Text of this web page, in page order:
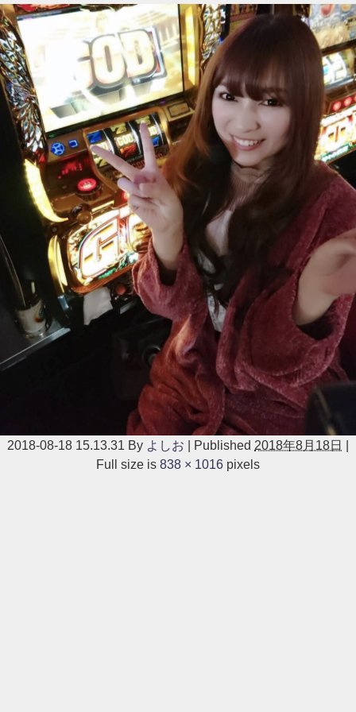
2018-08-18 15.13.31 By よしお Published 2018年8月18日
Full size is 838 × 1016 pixels